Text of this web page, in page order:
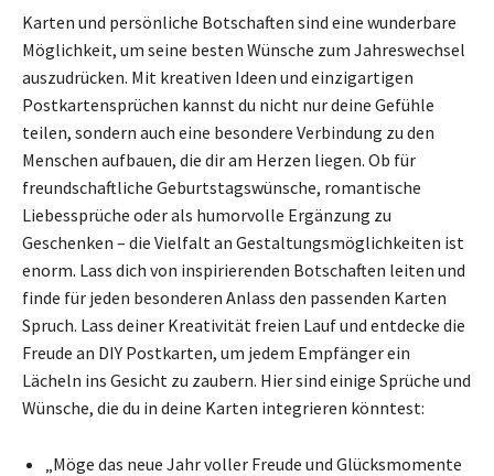
Karten und persönliche Botschaften sind eine wunderbare
Möglichkeit, um seine besten Wünsche zum Jahreswechsel
auszudrücken. Mit kreativen Ideen und einzigartigen
Postkartensprüchen kannst du nicht nur deine Gefühle
teilen, sondern auch eine besondere Verbindung zu den
Menschen aufbauen, die dir am Herzen liegen. Ob für
freundschaftliche Geburtstagswünsche, romantische
Liebessprüche oder als humorvolle Ergänzung zu
Geschenken – die Vielfalt an Gestaltungsmöglichkeiten ist
enorm. Lass dich von inspirierenden Botschaften leiten und
finde für jeden besonderen Anlass den passenden Karten
Spruch. Lass deiner Kreativität freien Lauf und entdecke die
Freude an DIY Postkarten, um jedem Empfänger ein
Lächeln ins Gesicht zu zaubern. Hier sind einige Sprüche und
Wünsche, die du in deine Karten integrieren könntest:
„Möge das neue Jahr voller Freude und Glücksmomente